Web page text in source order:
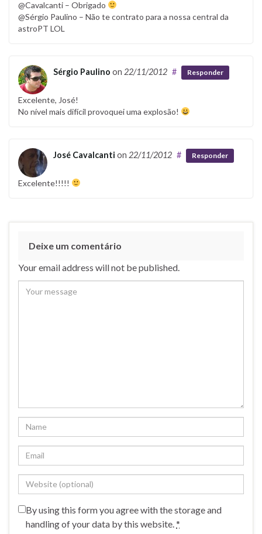
@Cavalcanti – Obrigado
@Sérgio Paulino – Não te contrato para a nossa central da
astroPT LOL
Sérgio Paulino on 22/11/2012 # Responder
Excelente, José!
No nível mais difícil provoquei uma explosão!
José Cavalcanti on 22/11/2012 # Responder
Excelente!!!!!
Deixe um comentário
Your email address will not be published.
By using this form you agree with the storage and
handling of your data by this website. *